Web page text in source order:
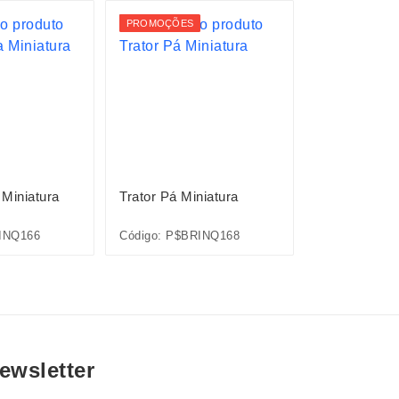
PROMOÇÕES
Trator Pá Miniatura
Código: P$BRINQ168